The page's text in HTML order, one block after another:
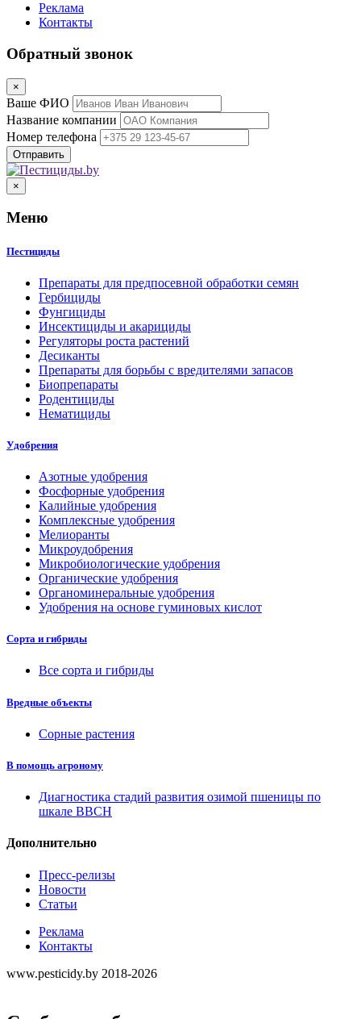
Реклама
Контакты
Обратный звонок
×
Ваше ФИО
Название компании
Номер телефона
×
Меню
Пестициды
Препараты для предпосевной обработки семян
Гербициды
Фунгициды
Инсектициды и акарициды
Регуляторы роста растений
Десиканты
Препараты для борьбы с вредителями запасов
Биопрепараты
Родентициды
Нематициды
Удобрения
Азотные удобрения
Фосфорные удобрения
Калийные удобрения
Комплексные удобрения
Мелиоранты
Микроудобрения
Микробиологические удобрения
Органические удобрения
Органоминеральные удобрения
Удобрения на основе гуминовых кислот
Сорта и гибриды
Все сорта и гибриды
Вредные объекты
Сорные растения
В помощь агроному
Диагностика стадий развития озимой пшеницы по
шкале ВВСН
Дополнительно
Пресс-релизы
Новости
Статьи
Реклама
Контакты
www.pesticidy.by 2018-2026